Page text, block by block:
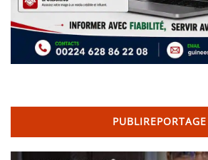
PUBLIREPORTAGE